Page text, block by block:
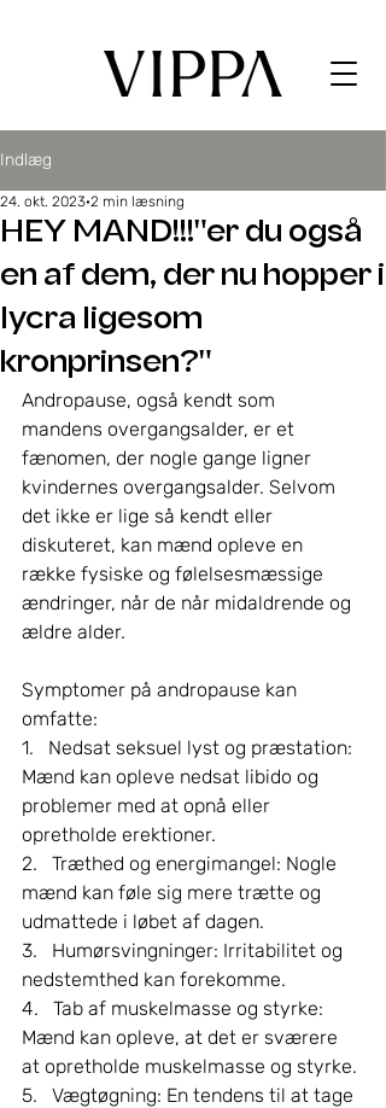
Indlæg
HEY MAND!!!"er du også
en af dem, der nu hopper i
lycra ligesom
kronprinsen?"
24. okt. 2023 2 min læsning
Andropause, også kendt som
mandens overgangsalder, er et
fænomen, der nogle gange ligner
kvindernes overgangsalder. Selvom
det ikke er lige så kendt eller
diskuteret, kan mænd opleve en
række fysiske og følelsesmæssige
ændringer, når de når midaldrende og
ældre alder.
Symptomer på andropause kan
omfatte:
1.   Nedsat seksuel lyst og præstation:
Mænd kan opleve nedsat libido og
problemer med at opnå eller
opretholde erektioner.
2.   Træthed og energimangel: Nogle
mænd kan føle sig mere trætte og
udmattede i løbet af dagen.
3.   Humørsvingninger: Irritabilitet og
nedstemthed kan forekomme.
4.   Tab af muskelmasse og styrke:
Mænd kan opleve, at det er sværere
at opretholde muskelmasse og styrke.
5.   Vægtøgning: En tendens til at tage